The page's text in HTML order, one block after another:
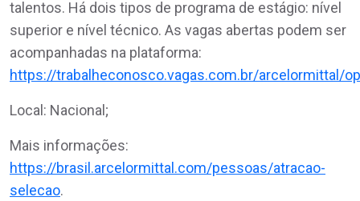
talentos. Há dois tipos de programa de estágio: nível
superior e nível técnico. As vagas abertas podem ser
acompanhadas na plataforma:
https://trabalheconosco.vagas.com.br/arcelormittal/
Local: Nacional;
Mais informações:
https://brasil.arcelormittal.com/pessoas/atracao-
selecao.